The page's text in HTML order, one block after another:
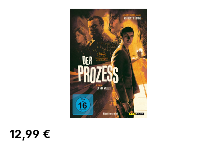
Bildergalerie überspringen
Regulärer Preis:
12,99 €